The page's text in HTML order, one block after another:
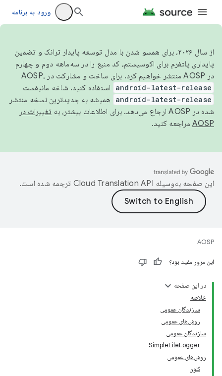
ورود به برنامه
از سال ۲۰۲۶، برای همسو شدن با مدل توسعه پایدار ترانک و تضمین
پایداری پلتفرم برای اکوسیستم، کد منبع را در سه‌ماهه دوم و چهارم
در AOSP منتشر خواهیم کرد. برای ساخت و مشارکت در AOSP،
android-latest-release استفاده کنید. شاخه مانیفست
android-latest-release
همیشه به جدیدترین نسخه منتشر
شده در AOSP ارجاع می‌دهد. برای اطلاعات بیشتر، به
تغییرات در
AOSP مراجعه کنید.
این صفحه به‌وسیله ترجمه شده است.
AOSP
این مرور مفید بود؟
در این صفحه
خلاصه
سازندگان عمومی
روش‌های عمومی
سازندگان عمومی
SimpleFileLogger
روش‌های عمومی
کلون